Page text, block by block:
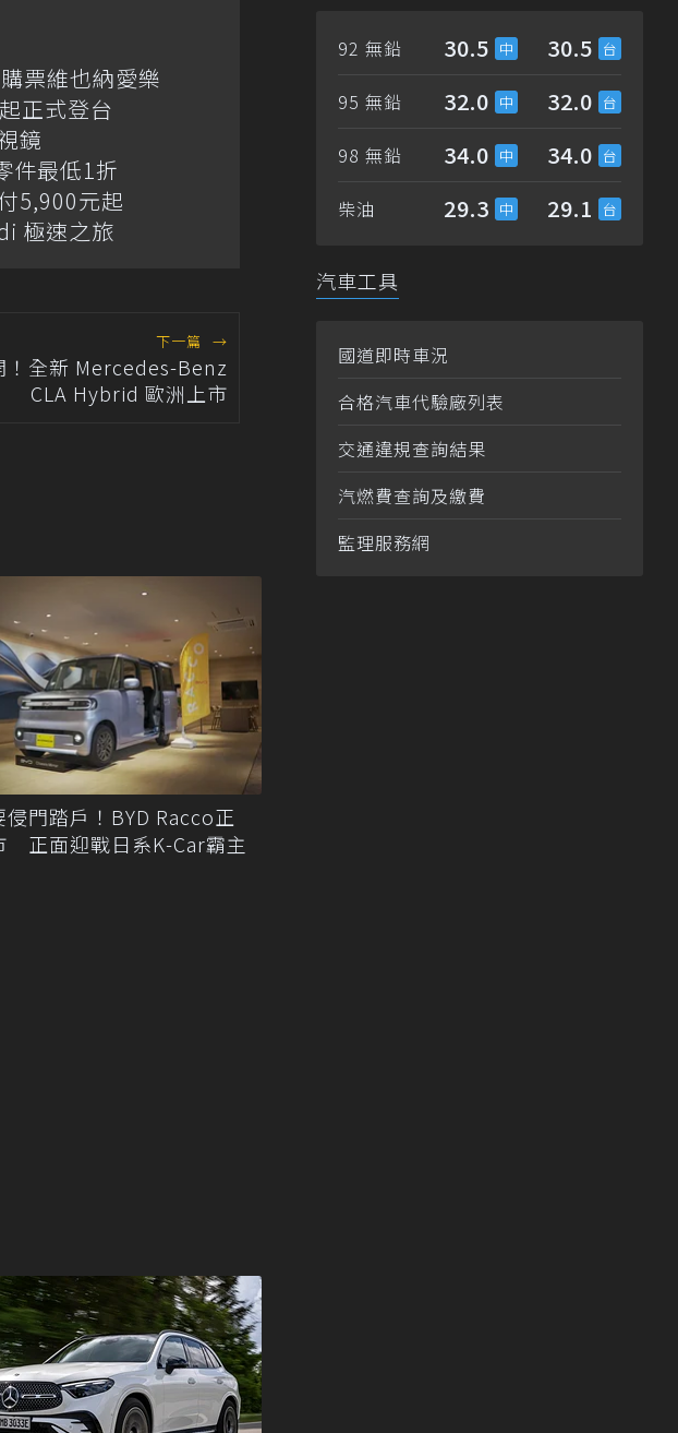
票維也納愛樂
正式登台
鏡
件最低1折
5,900元起
極速之旅
下一篇 →
！全新 Mercedes-Benz
CLA Hybrid 歐洲上市
侵門踏戶！BYD Racco正
正面迎戰日系K-Car霸主
92 無鉛 30.5 30.5
95 無鉛 32.0 32.0
98 無鉛 34.0 34.0
柴油 29.3 29.1
汽車工具
國道即時車況
合格汽車代驗廠列表
交通違規查詢結果
汽燃費查詢及繳費
監理服務網